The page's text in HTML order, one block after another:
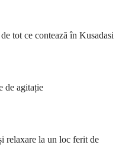
tot ce contează în Kusadasi
de agitație
relaxare la un loc ferit de